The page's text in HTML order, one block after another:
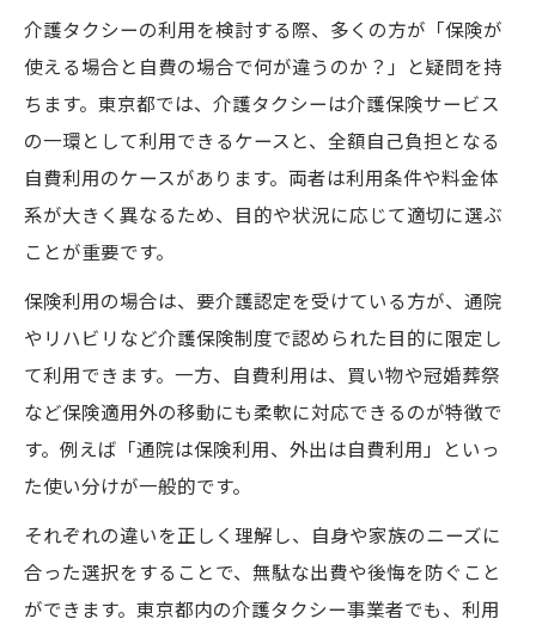
介護タクシーの利用を検討する際、多くの方が「保険が
使える場合と自費の場合で何が違うのか？」と疑問を持
ちます。東京都では、介護タクシーは介護保険サービス
の一環として利用できるケースと、全額自己負担となる
自費利用のケースがあります。両者は利用条件や料金体
系が大きく異なるため、目的や状況に応じて適切に選ぶ
ことが重要です。
保険利用の場合は、要介護認定を受けている方が、通院
やリハビリなど介護保険制度で認められた目的に限定し
て利用できます。一方、自費利用は、買い物や冠婚葬祭
など保険適用外の移動にも柔軟に対応できるのが特徴で
す。例えば「通院は保険利用、外出は自費利用」といっ
た使い分けが一般的です。
それぞれの違いを正しく理解し、自身や家族のニーズに
合った選択をすることで、無駄な出費や後悔を防ぐこと
ができます。東京都内の介護タクシー事業者でも、利用